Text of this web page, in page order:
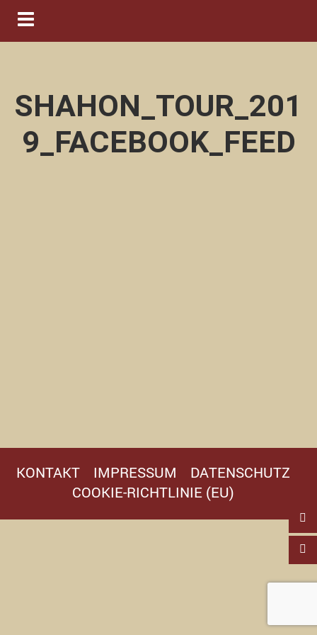
Navigation ein-/ausblenden
SHAHON_TOUR_201
9_FACEBOOK_FEED
KONTAKT IMPRESSUM
DATENSCHUTZ
COOKIE-RICHTLINIE (EU)